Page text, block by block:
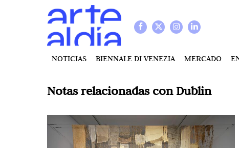
NOTICIAS BIENNALE DI VENEZIA MERCADO
Notas relacionadas con Dublin